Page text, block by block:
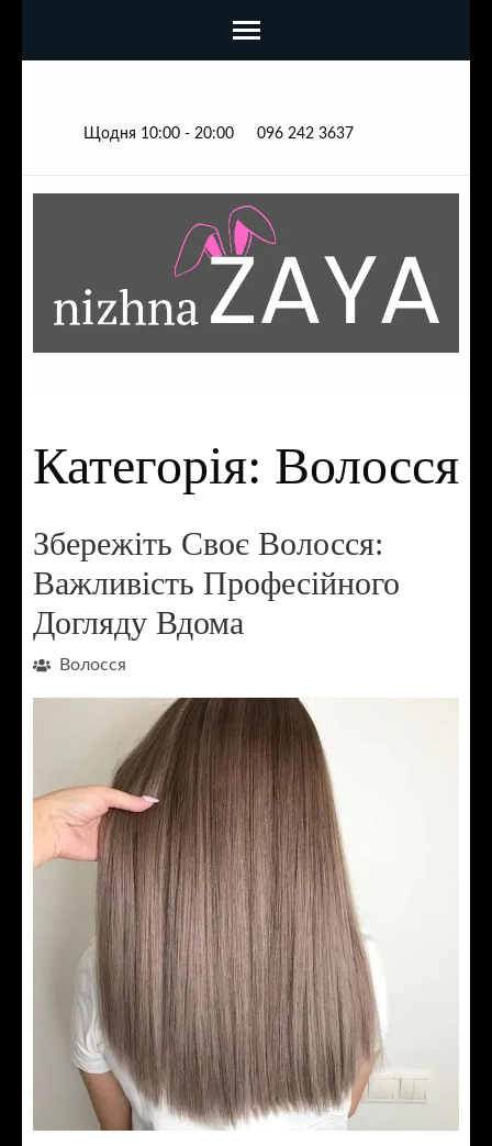
Щодня 10:00 - 20:00 096 242 3637
Категорія: Волосся
Збережіть Своє Волосся:
Важливість Професійного
Догляду Вдома
Волосся